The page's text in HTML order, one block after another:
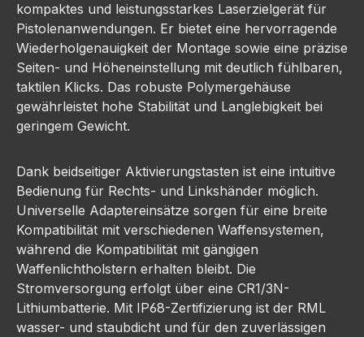
kompaktes und leistungsstarkes Laserzielgerät für
Pistolenanwendungen. Er bietet eine hervorragende
Wiederholgenauigkeit der Montage sowie eine präzise
Seiten- und Höheneinstellung mit deutlich fühlbaren,
taktilen Klicks. Das robuste Polymergehäuse
gewährleistet hohe Stabilität und Langlebigkeit bei
geringem Gewicht.
Dank beidseitiger Aktivierungstasten ist eine intuitive
Bedienung für Rechts- und Linkshänder möglich.
Universelle Adaptereinsätze sorgen für eine breite
Kompatibilität mit verschiedenen Waffensystemen,
während die Kompatibilität mit gängigen
Waffenlichtholstern erhalten bleibt. Die
Stromversorgung erfolgt über eine CR1/3N-
Lithiumbatterie. Mit IP68-Zertifizierung ist der RML
wasser- und staubdicht und für den zuverlässigen